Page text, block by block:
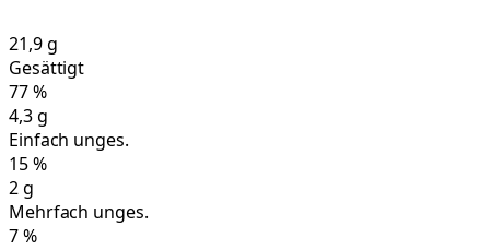
21,9g
Gesättigt
77%
4,3g
Einfach unges.
15%
2g
Mehrfach unges.
7%